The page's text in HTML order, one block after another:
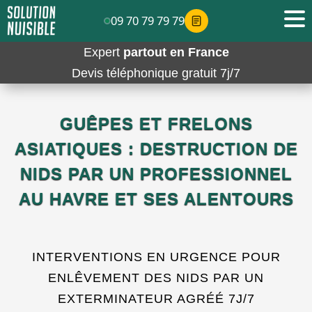
Expert partout en France
Devis téléphonique gratuit 7j/7
GUÊPES ET FRELONS
ASIATIQUES : DESTRUCTION DE
NIDS PAR UN PROFESSIONNEL
AU HAVRE ET SES ALENTOURS
INTERVENTIONS EN URGENCE POUR
ENLÊVEMENT DES NIDS PAR UN
EXTERMINATEUR AGRÉÉ 7J/7
09 70 79 79 79